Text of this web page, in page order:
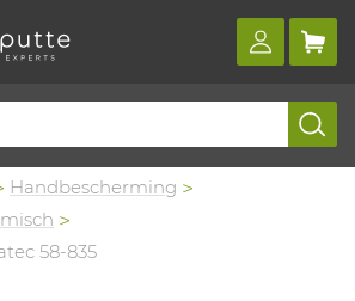
Handbescherming
58-835